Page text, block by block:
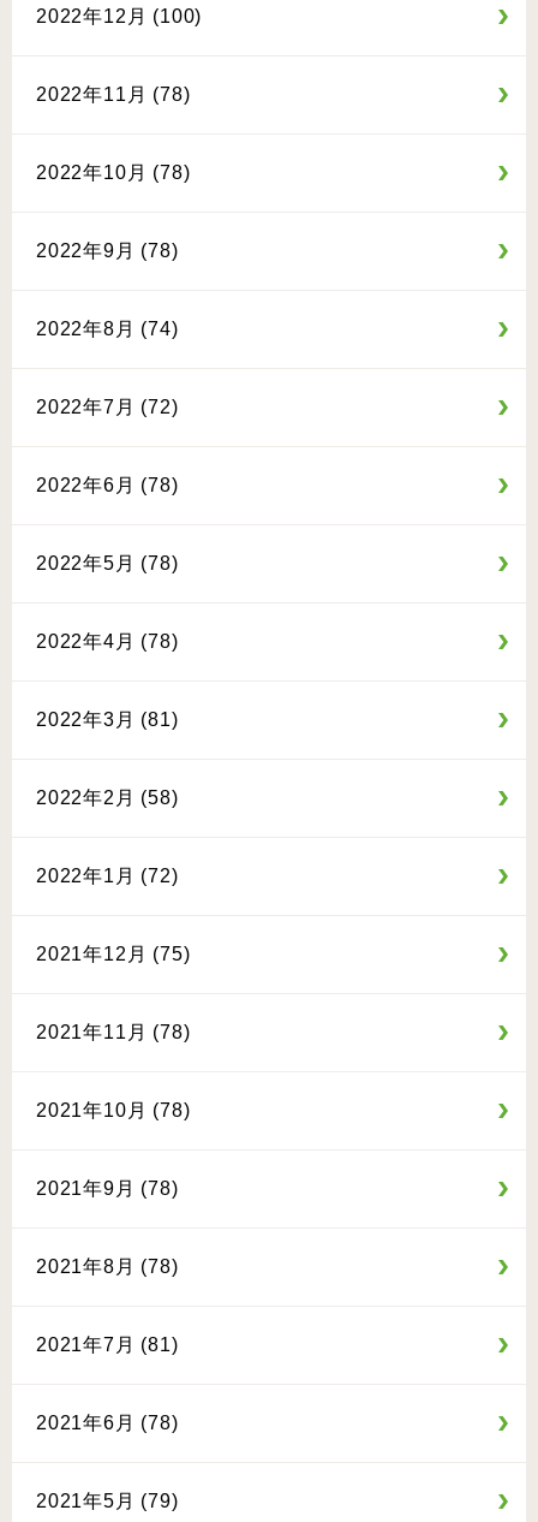
2022年12月 (100)
2022年11月 (78)
2022年10月 (78)
2022年9月 (78)
2022年8月 (74)
2022年7月 (72)
2022年6月 (78)
2022年5月 (78)
2022年4月 (78)
2022年3月 (81)
2022年2月 (58)
2022年1月 (72)
2021年12月 (75)
2021年11月 (78)
2021年10月 (78)
2021年9月 (78)
2021年8月 (78)
2021年7月 (81)
2021年6月 (78)
2021年5月 (79)